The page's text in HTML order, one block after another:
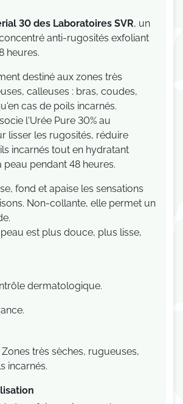
30 des Laboratoires SVR, un
anti-rugosités exfoliant
heures.
destiné aux zones très
calleuses : bras, coudes,
cas de poils incarnés.
l'Urée Pure 30% au
lisser les rugosités, réduire
incarnés tout en hydratant
peau pendant 48 heures.
fond et apaise les sensations
Non-collante, elle permet un
est plus douce, plus lisse,
dermatologique.
très sèches, rugueuses,
incarnés.